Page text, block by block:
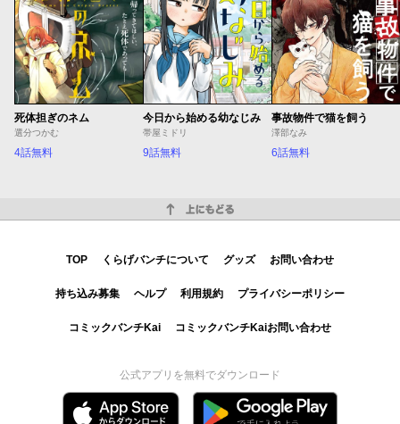
死体担ぎのネム
選分つかむ
4話無料
今日から始める幼なじみ
帯屋ミドリ
9話無料
事故物件で猫を飼う
澤部なみ
6話無料
TOP くらげバンチについて グッズ お問い合わせ
持ち込み募集 ヘルプ 利用規約 プライバシーポリシー
コミックバンチKai コミックバンチKaiお問い合わせ
公式アプリを無料でダウンロード